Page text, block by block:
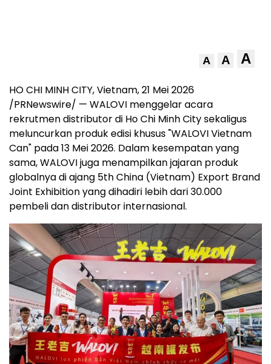
A A A
HO CHI MINH CITY, Vietnam, 21 Mei 2026
/PRNewswire/ — WALOVI menggelar acara
rekrutmen distributor di Ho Chi Minh City sekaligus
meluncurkan produk edisi khusus "WALOVI Vietnam
Can" pada 13 Mei 2026. Dalam kesempatan yang
sama, WALOVI juga menampilkan jajaran produk
globalnya di ajang 5th China (Vietnam) Export Brand
Joint Exhibition yang dihadiri lebih dari 30.000
pembeli dan distributor internasional.